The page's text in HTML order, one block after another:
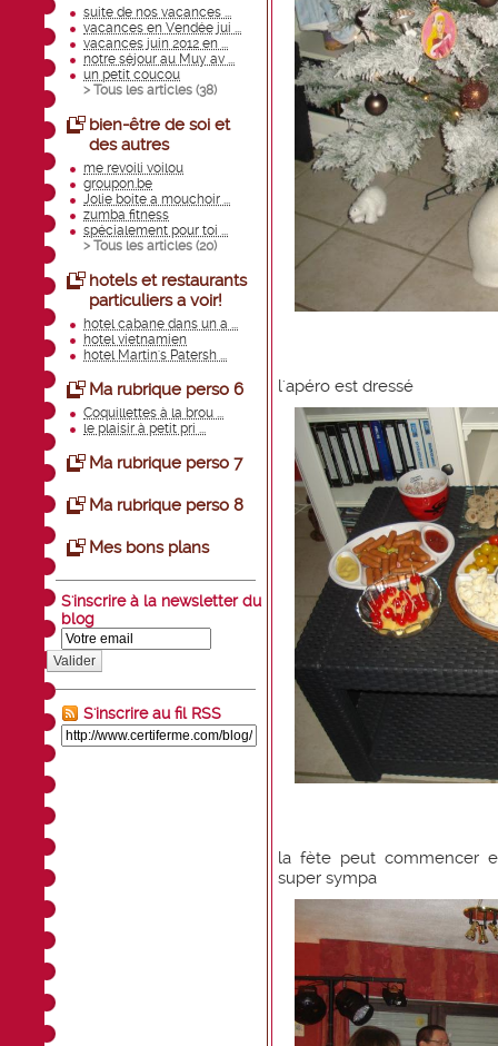
suite de nos vacances ...
vacances en Vendée jui ...
vacances juin 2012 en ...
notre séjour au Muy av ...
un petit coucou
> Tous les articles (38)
bien-être de soi et
des autres
me revoili voilou
groupon.be
Jolie boite a mouchoir ...
zumba fitness
spécialement pour toi ...
> Tous les articles (20)
hotels et restaurants
particuliers a voir!
hotel cabane dans un a ...
hotel vietnamien
hotel Martin's Patersh ...
Ma rubrique perso 6
Coquillettes à la brou ...
le plaisir à petit pri ...
Ma rubrique perso 7
Ma rubrique perso 8
Mes bons plans
S'inscrire à la newsletter du
blog
Valider
S'inscrire au fil RSS
l'apéro est dressé
la fète peut commencer
super sympa